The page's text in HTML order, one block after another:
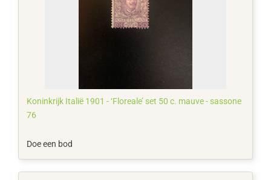
Koninkrijk Italië 1901 - ‘Floreale’ set 50 c. mauve - sassone
76
Doe een bod